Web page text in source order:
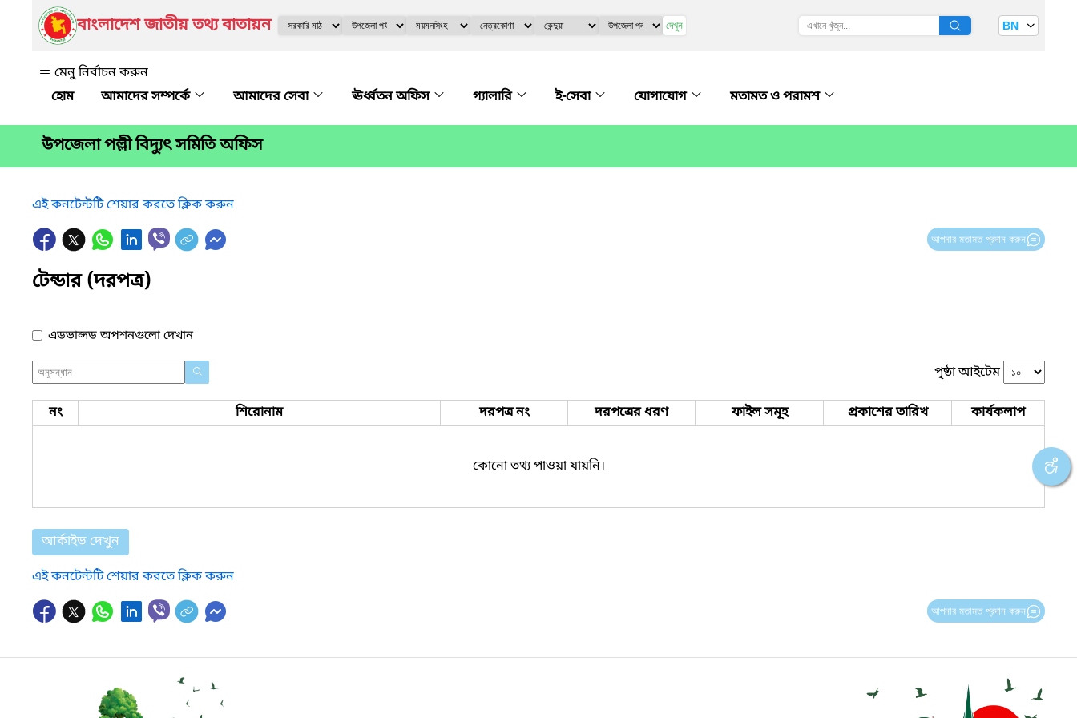
বাংলাদেশ জাতীয় তথ্য বাতায়ন দেখুন BN
মেনু নির্বাচন করুন
আমাদের সম্পর্কে
আমাদের সেবা ঊর্ধ্বতন অফিস গ্যালারি ই-সেবা যোগাযোগ মতামত ও পরামশ
উপজেলা পল্লী বিদ্যুৎ সমিতি অফিস
এই কনটেন্টটি শেয়ার করতে ক্লিক করুন
আপনার মতামত প্রদান করুন
টেন্ডার (দরপত্র)
এডভান্সড অপশনগুলো দেখান
পৃষ্ঠা আইটেম
নং শিরোনাম দরপত্র নং দরপত্রের ধরণ ফাইল সমূহ প্রকাশের তারিখ কার্যকলাপ
কোনো তথ্য পাওয়া যায়নি।
আর্কাইভ দেখুন
এই কনটেন্টটি শেয়ার করতে ক্লিক করুন
আপনার মতামত প্রদান করুন